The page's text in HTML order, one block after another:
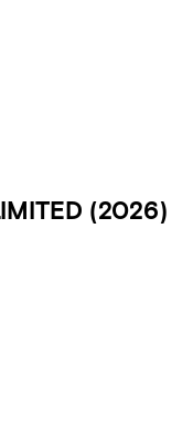
(2026)